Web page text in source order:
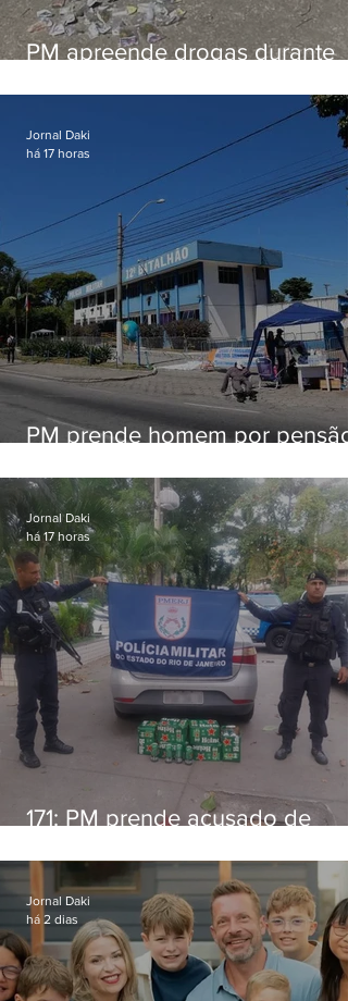
PM apreende drogas durante
PM prende homem por pensão
Jornal Daki
há 17 horas
171: PM prende acusado de
Niterói
Jornal Daki
há 17 horas
Jornal Daki
há 2 dias